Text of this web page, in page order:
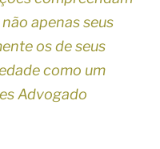
apenas seus
os de seus
como um
Advogado